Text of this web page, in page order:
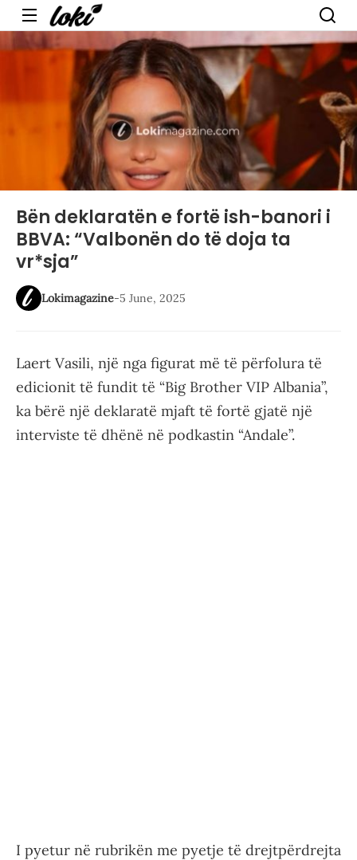
Menu
Bën deklaratën e fortë ish-banori i
BBVA: “Valbonën do të doja ta
vr*sja”
Lokimagazine-5 June, 2025
Laert Vasili, një nga figurat më të përfolura të
edicionit të fundit të “Big Brother VIP Albania”,
ka bërë një deklaratë mjaft të fortë gjatë një
interviste të dhënë në podkastin “Andale”.
I pyetur në rubrikën me pyetje të drejtpërdrejta